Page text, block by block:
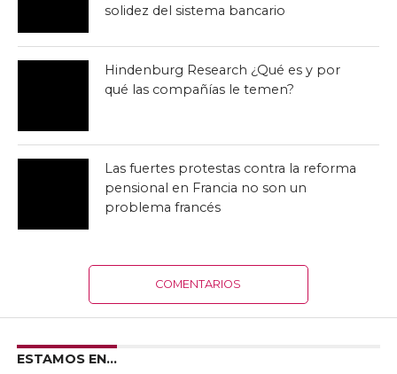
solidez del sistema bancario
Hindenburg Research ¿Qué es y por
qué las compañías le temen?
Las fuertes protestas contra la reforma
pensional en Francia no son un
problema francés
COMENTARIOS
ESTAMOS EN…